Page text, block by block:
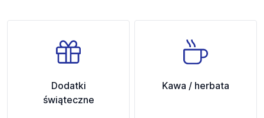
Dodatki
świąteczne
Kawa / herbata